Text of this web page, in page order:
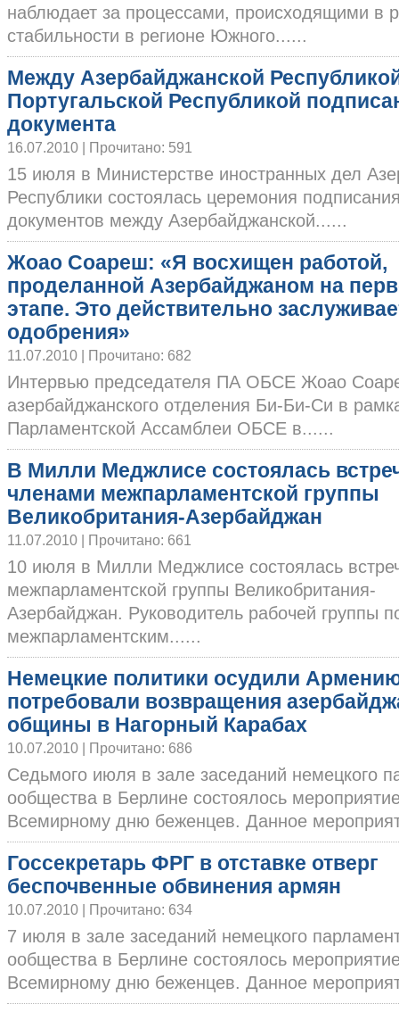
наблюдает за процессами, происходящими в
стабильности в регионе Южного......
Между Азербайджанской
Португальской Республикой
документа
16.07.2010 | Прочитано: 591
15 июля в Министерстве иностранных дел
Республики состоялась церемония
документов между Азербайджанской......
Жоао Соареш: «Я восхищен работой,
проделанной Азербайджаном на
этапе. Это действительно
одобрения»
11.07.2010 | Прочитано: 682
Интервью председателя ПА ОБСЕ Жоао
азербайджанского отделения Би-Би-Си в
Парламентской Ассамблеи ОБСЕ в......
В Милли Меджлисе состоялась
членами межпарламентской группы
Великобритания-Азербайджан
11.07.2010 | Прочитано: 661
10 июля в Милли Меджлисе состоялась
межпарламентской группы Великобритания-
Азербайджан. Руководитель рабочей группы
межпарламентским......
Немецкие политики осудили
потребовали возвращения
общины в Нагорный Карабах
10.07.2010 | Прочитано: 686
Седьмого июля в зале заседаний немецкого
oобщества в Берлине состоялось
Всемирному дню беженцев. Данное
Госсекретарь ФРГ в отставке отверг
беспочвенные обвинения армян
10.07.2010 | Прочитано: 634
7 июля в зале заседаний немецкого
oобщества в Берлине состоялось
Всемирному дню беженцев. Данное